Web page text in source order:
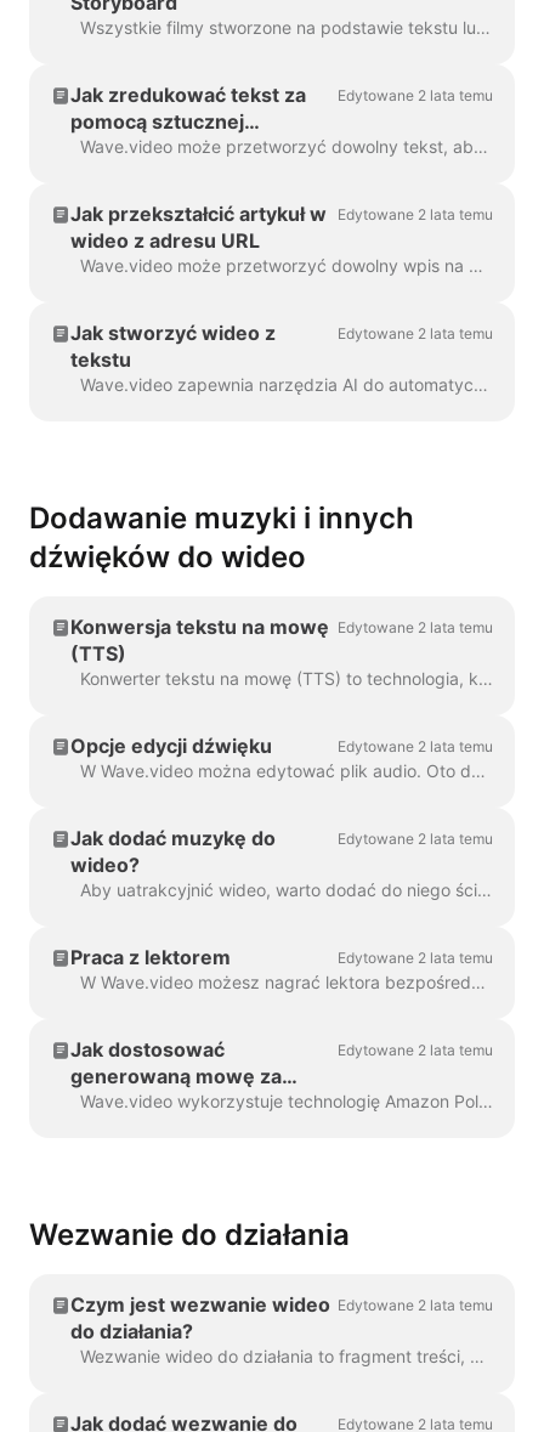
Wszystkie filmy stworzone na podstawie tekstu lub wpisu na blogu nazywamy "Storyboard video", ponieważ mają one skrypt powiązany z poszczególnymi scenami filmu. ...
Jak zredukować tekst za
pomocą sztucznej
inteligencji i stworzyć
Edytowane 2 lata temu
Wave.video może przetworzyć dowolny tekst, aby utworzyć wideo, które wyjaśni, o co chodzi. Możesz ustawić żądany czas trwania i dostroić automatycznie generowany ...
Jak przekształcić artykuł w
wideo z adresu URL
Edytowane 2 lata temu
Wave.video może przetworzyć dowolny wpis na blogu lub artykuł na krótki film, który krótko opowiada o tym, o czym był tekst. Używamy algorytmów sztucznej inteligencji, aby wyodrębnić najbardziej...
Jak stworzyć wideo z
tekstu
Edytowane 2 lata temu
Wave.video zapewnia narzędzia AI do automatycznego tworzenia wideo z tekstu. Wave wybierze dla ciebie odpowiednie filmy stockowe i muzykę. Tekst będzie w...
Dodawanie muzyki i innych
dźwięków do wideo
Konwersja tekstu na mowę
(TTS)
Edytowane 2 lata temu
Konwerter tekstu na mowę (TTS) to technologia, która odszyfrowuje tekst cyfrowy i syntetyzuje z niego mowę za pomocą sztucznego głosu. Jeśli chodzi o...
Opcje edycji dźwięku Edytowane 2 lata temu
W Wave.video można edytować plik audio. Oto dostępne opcje edycji: Przytnij plik audio Zmień jego głośność Dodaj efekt zanikania/wys...
Jak dodać muzykę do
wideo?
Edytowane 2 lata temu
Aby uatrakcyjnić wideo, warto dodać do niego ścieżkę dźwiękową. Aby dodać muzykę lub dowolny dźwięk, kliknij ścieżkę audio na osi czasu ...
Praca z lektorem Edytowane 2 lata temu
W Wave.video możesz nagrać lektora bezpośrednio w edytorze, podczas tworzenia wideo. Kliknij ścieżkę audio i wybierz opcję Nagraj głos: Voiceover 7...
Jak dostosować
generowaną mowę za
pomocą znaczników SSML
Edytowane 2 lata temu
Wave.video wykorzystuje technologię Amazon Polly do generowania ścieżek dźwiękowych z tekstu. Czasami domyślny wynik nie jest bezbłędny i możesz chcieć...
Wezwanie do działania
Czym jest wezwanie wideo
do działania?
Edytowane 2 lata temu
Wezwanie wideo do działania to fragment treści, który skłania widza do podjęcia określonej akcji po obejrzeniu filmu. Może to być (ale ...
Jak dodać wezwanie do
Edytowane 2 lata temu